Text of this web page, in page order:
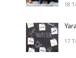
18
17